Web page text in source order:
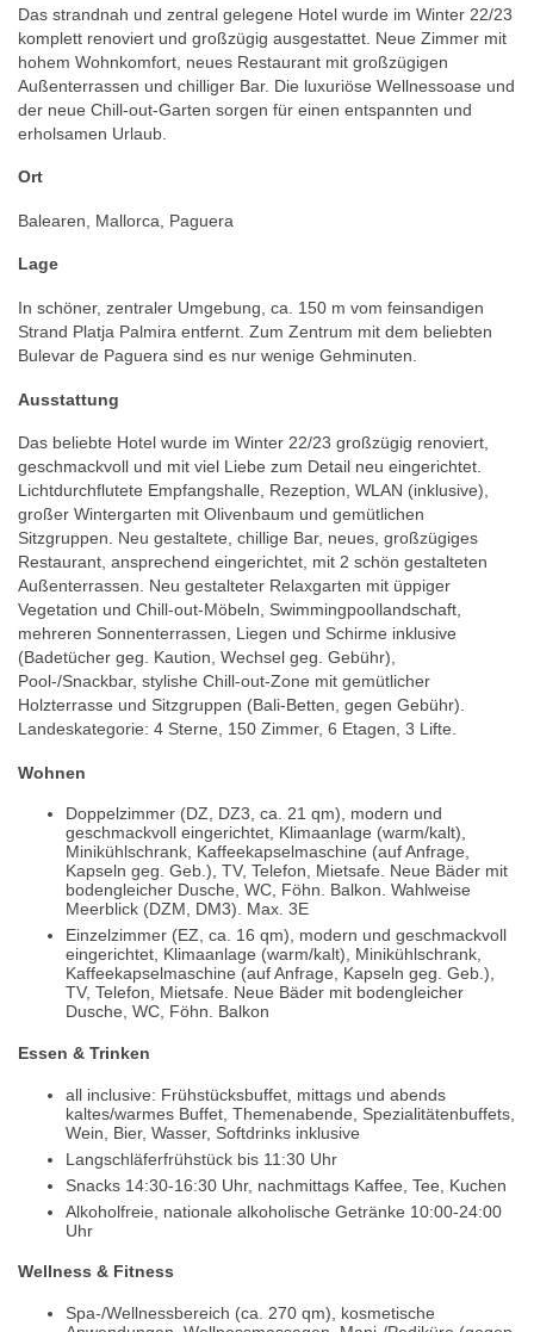
Das strandnah und zentral gelegene Hotel wurde im Winter 22/23
komplett renoviert und großzügig ausgestattet. Neue Zimmer mit
hohem Wohnkomfort, neues Restaurant mit großzügigen
Außenterrassen und chilliger Bar. Die luxuriöse Wellnessoase und
der neue Chill-out-Garten sorgen für einen entspannten und
erholsamen Urlaub.
Ort
Balearen, Mallorca, Paguera
Lage
In schöner, zentraler Umgebung, ca. 150 m vom feinsandigen
Strand Platja Palmira entfernt. Zum Zentrum mit dem beliebten
Bulevar de Paguera sind es nur wenige Gehminuten.
Ausstattung
Das beliebte Hotel wurde im Winter 22/23 großzügig renoviert,
geschmackvoll und mit viel Liebe zum Detail neu eingerichtet.
Lichtdurchflutete Empfangshalle, Rezeption, WLAN (inklusive),
großer Wintergarten mit Olivenbaum und gemütlichen
Sitzgruppen. Neu gestaltete, chillige Bar, neues, großzügiges
Restaurant, ansprechend eingerichtet, mit 2 schön gestalteten
Außenterrassen. Neu gestalteter Relaxgarten mit üppiger
Vegetation und Chill-out-Möbeln, Swimmingpoollandschaft,
mehreren Sonnenterrassen, Liegen und Schirme inklusive
(Badetücher geg. Kaution, Wechsel geg. Gebühr),
Pool-/Snackbar, stylishe Chill-out-Zone mit gemütlicher
Holzterrasse und Sitzgruppen (Bali-Betten, gegen Gebühr).
Landeskategorie: 4 Sterne, 150 Zimmer, 6 Etagen, 3 Lifte.
Wohnen
Doppelzimmer (DZ, DZ3, ca. 21 qm), modern und
geschmackvoll eingerichtet, Klimaanlage (warm/kalt),
Minikühlschrank, Kaffeekapselmaschine (auf Anfrage,
Kapseln geg. Geb.), TV, Telefon, Mietsafe. Neue Bäder mit
bodengleicher Dusche, WC, Föhn. Balkon. Wahlweise
Meerblick (DZM, DM3). Max. 3E
Einzelzimmer (EZ, ca. 16 qm), modern und geschmackvoll
eingerichtet, Klimaanlage (warm/kalt), Minikühlschrank,
Kaffeekapselmaschine (auf Anfrage, Kapseln geg. Geb.),
TV, Telefon, Mietsafe. Neue Bäder mit bodengleicher
Dusche, WC, Föhn. Balkon
Essen & Trinken
all inclusive: Frühstücksbuffet, mittags und abends
kaltes/warmes Buffet, Themenabende, Spezialitätenbuffets,
Wein, Bier, Wasser, Softdrinks inklusive
Langschläferfrühstück bis 11:30 Uhr
Snacks 14:30-16:30 Uhr, nachmittags Kaffee, Tee, Kuchen
Alkoholfreie, nationale alkoholische Getränke 10:00-24:00
Uhr
Wellness & Fitness
Spa-/Wellnessbereich (ca. 270 qm), kosmetische